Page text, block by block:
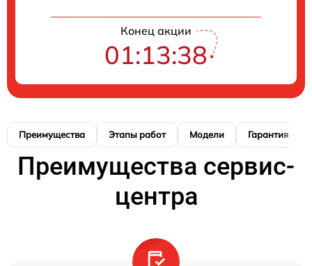
Конец акции
01:13:38
Преимущества Этапы работ Модели Гарантия
Преимущества сервис-
центра